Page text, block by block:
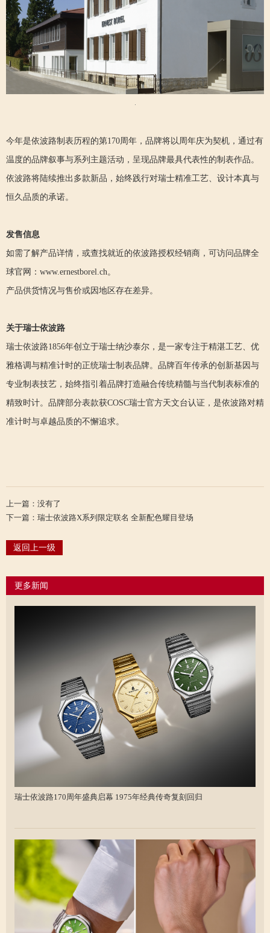
今年是依波路制表历程的第170周年，品牌将以周年庆为契机，通过有
温度的品牌叙事与系列主题活动，呈现品牌最具代表性的制表作品。
依波路将陆续推出多款新品，始终践行对瑞士精准工艺、设计本真与
恒久品质的承诺。
发售信息
如需了解产品详情，或查找就近的依波路授权经销商，可访问品牌全
球官网：www.ernestborel.ch。
产品供货情况与售价或因地区存在差异。
关于瑞士依波路
瑞士依波路1856年创立于瑞士纳沙泰尔，是一家专注于精湛工艺、优
雅格调与精准计时的正统瑞士制表品牌。品牌百年传承的创新基因与
专业制表技艺，始终指引着品牌打造融合传统精髓与当代制表标准的
精致时计。品牌部分表款获COSC瑞士官方天文台认证，是依波路对精
准计时与卓越品质的不懈追求。
上一篇：没有了
下一篇：瑞士依波路X系列限定联名 全新配色耀目登场
返回上一级
更多新闻
瑞士依波路170周年盛典启幕 1975年经典传奇复刻回归